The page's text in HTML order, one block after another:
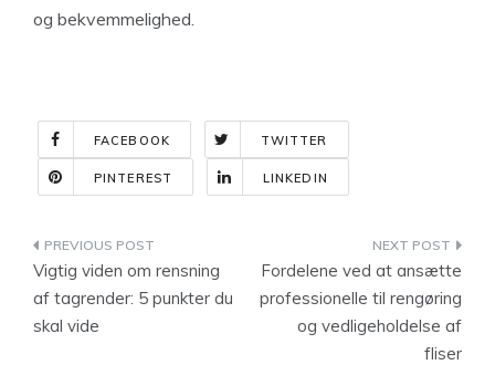
og bekvemmelighed.
FACEBOOK TWITTER
PINTEREST LINKEDIN
Indlægsnavigation
Vigtig viden om rensning
af tagrender: 5 punkter du
skal vide
Fordelene ved at ansætte
professionelle til rengøring
og vedligeholdelse af
fliser